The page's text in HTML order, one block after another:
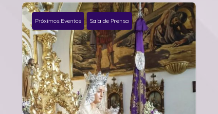
Próximos Eventos Sala de Prensa